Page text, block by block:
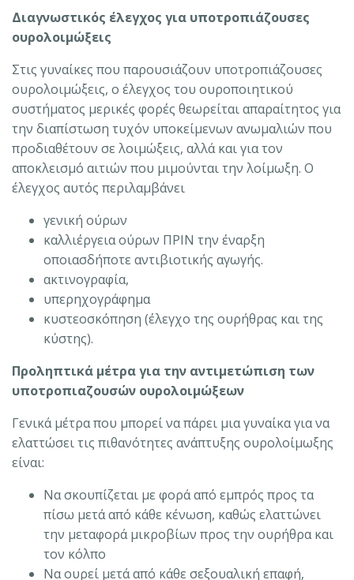
Διαγνωστικός έλεγχος για υποτροπιάζουσες
ουρολοιμώξεις
Στις γυναίκες που παρουσιάζουν υποτροπιάζουσες
ουρολοιμώξεις, ο έλεγχος του ουροποιητικού
συστήματος μερικές φορές θεωρείται απαραίτητος για
την διαπίστωση τυχόν υποκείμενων ανωμαλιών που
προδιαθέτουν σε λοιμώξεις, αλλά και για τον
αποκλεισμό αιτιών που μιμούνται την λοίμωξη. Ο
έλεγχος αυτός περιλαμβάνει
γενική ούρων
καλλιέργεια ούρων ΠΡΙΝ την έναρξη
οποιασδήποτε αντιβιοτικής αγωγής.
ακτινογραφία,
υπερηχογράφημα
κυστεοσκόπηση (έλεγχο της ουρήθρας και της
κύστης).
Προληπτικά μέτρα για την αντιμετώπιση των
υποτροπιαζουσών ουρολοιμώξεων
Γενικά μέτρα που μπορεί να πάρει μια γυναίκα για να
ελαττώσει τις πιθανότητες ανάπτυξης ουρολοίμωξης
είναι:
Να σκουπίζεται με φορά από εμπρός προς τα
πίσω μετά από κάθε κένωση, καθώς ελαττώνει
την μεταφορά μικροβίων προς την ουρήθρα και
τον κόλπο
Να ουρεί μετά από κάθε σεξουαλική επαφή,